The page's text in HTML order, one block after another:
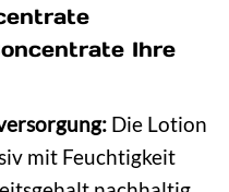
Ihre
Die Lotion
mit Feuchtigkeit